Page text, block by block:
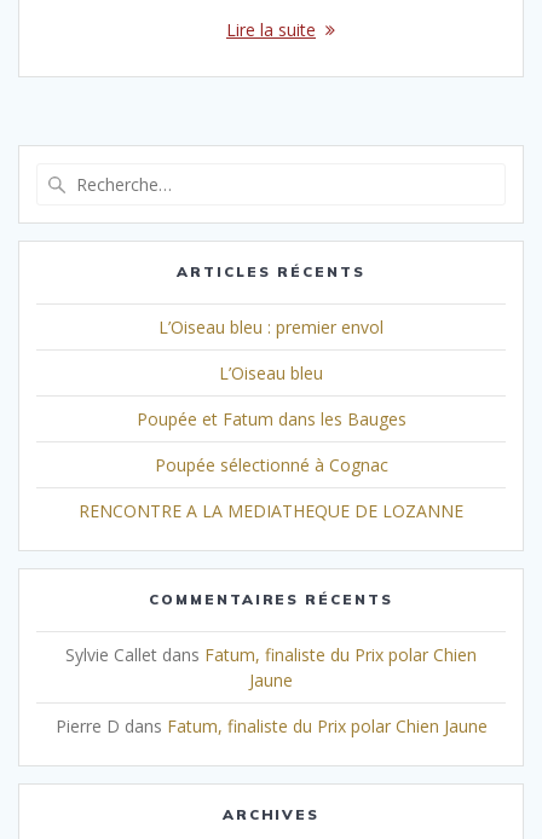
Lire la suite
:
ARTICLES RÉCENTS
L’Oiseau bleu : premier envol
L’Oiseau bleu
Poupée et Fatum dans les Bauges
Poupée sélectionné à Cognac
RENCONTRE A LA MEDIATHEQUE DE LOZANNE
COMMENTAIRES RÉCENTS
Sylvie Callet dans Fatum, finaliste du Prix polar Chien
Jaune
Pierre D dans Fatum, finaliste du Prix polar Chien Jaune
ARCHIVES